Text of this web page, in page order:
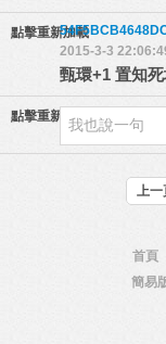
點擊重新加載
2015-3-3
甄環+1 置知
點擊重新加載
上一
首頁
簡易